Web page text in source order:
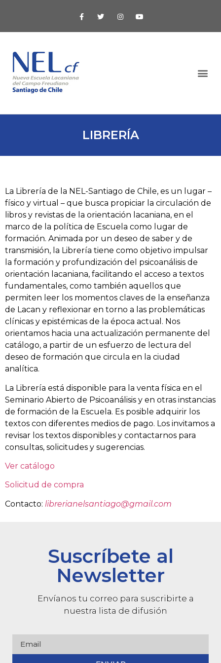
LIBRERÍA
La Librería de la NEL-Santiago de Chile, es un lugar –
físico y virtual – que busca propiciar la circulación de
libros y revistas de la orientación lacaniana, en el
marco de la política de Escuela como lugar de
formación. Animada por un deseo de saber y de
transmisión, la Librería tiene como objetivo impulsar
la formación y profundización del psicoanálisis de
orientación lacaniana, facilitando el acceso a textos
fundamentales, como también aquellos que
permiten leer los momentos claves de la enseñanza
de Lacan y reflexionar en torno a las problemáticas
clínicas y epistémicas de la época actual. Nos
orientamos hacia una actualización permanente del
catálogo, a partir de un esfuerzo de lectura del
deseo de formación que circula en la ciudad
analítica.
La Librería está disponible para la venta física en el
Seminario Abierto de Psicoanálisis y en otras instancias
de formación de la Escuela. Es posible adquirir los
textos con diferentes medios de pago. Los invitamos a
revisar los textos disponibles y contactarnos para
consultas, solicitudes y sugerencias.
Ver catálogo
Solicitud de compra
Contacto: librerianelsantiago@gmail.com
Suscríbete al
Newsletter
Envíanos tu correo para suscribirte a
nuestra lista de difusión